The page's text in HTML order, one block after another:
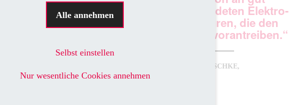
ausgebildeten Elektro-
Ingenieuren, die den
Wandel vorantreiben.“
MICHAEL JESCHKE,
zum Ziel gesetzt, Studierende
Industrie gleich nach dem
mit Eplan und Rittal soll
und -Ingenieurinnen
der datengetriebenen
um eine zunächst auf fünf
Alle annehmen
Selbst einstellen
Nur wesentliche Cookies annehmen